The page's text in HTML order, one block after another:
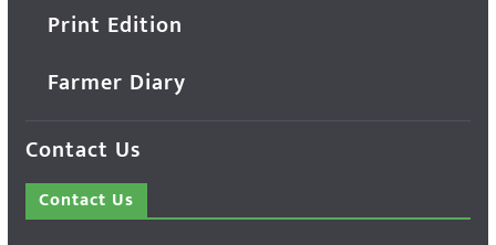
Print Edition
Farmer Diary
Contact Us
Contact Us